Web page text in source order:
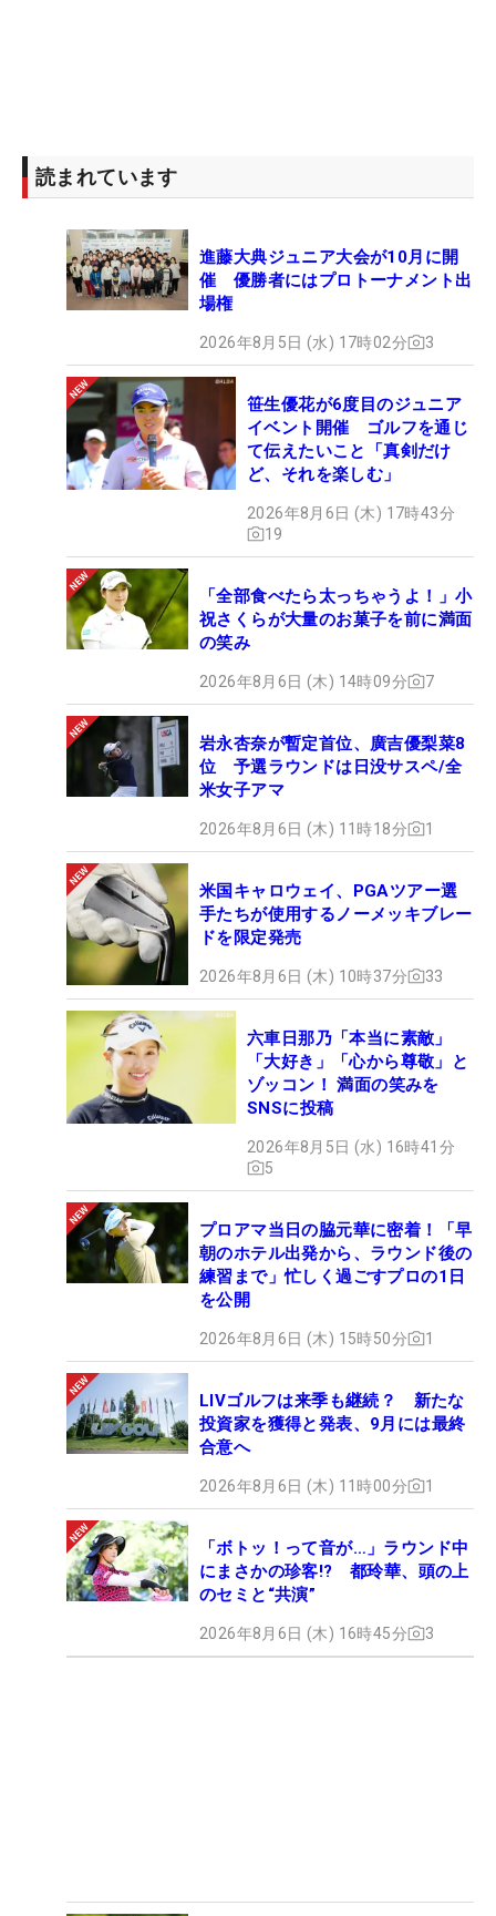
読まれています
進藤大典ジュニア大会が10月に開
催 優勝者にはプロトーナメント出
場権
2026年8月5日 (水) 17時02分 3
笹生優花が6度目のジュニア
イベント開催 ゴルフを通じ
て伝えたいこと「真剣だけ
ど、それを楽しむ」
2026年8月6日 (木) 17時43分
19
「全部食べたら太っちゃうよ！」小
祝さくらが大量のお菓子を前に満面
の笑み
2026年8月6日 (木) 14時09分 7
岩永杏奈が暫定首位、廣吉優梨菜8
位 予選ラウンドは日没サスペ/全
米女子アマ
2026年8月6日 (木) 11時18分 1
米国キャロウェイ、PGAツアー選
手たちが使用するノーメッキブレー
ドを限定発売
2026年8月6日 (木) 10時37分 33
六車日那乃「本当に素敵」
「大好き」「心から尊敬」と
ゾッコン！ 満面の笑みを
SNSに投稿
2026年8月5日 (水) 16時41分
5
プロアマ当日の脇元華に密着！「早
朝のホテル出発から、ラウンド後の
練習まで」忙しく過ごすプロの1日
を公開
2026年8月6日 (木) 15時50分 1
LIVゴルフは来季も継続？ 新たな
投資家を獲得と発表、9月には最終
合意へ
2026年8月6日 (木) 11時00分 1
「ボトッ！って音が…」ラウンド中
にまさかの珍客!? 都玲華、頭の上
のセミと“共演”
2026年8月6日 (木) 16時45分 3